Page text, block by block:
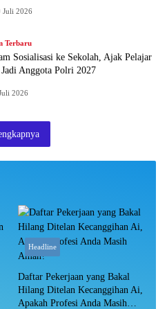
Juli 2026
Terbaru
Sosialisasi ke Sekolah, Ajak Pelajar
Anggota Polri 2027
2026
Headline
Daftar Pekerjaan yang Bakal
Hilang Ditelan Kecanggihan Ai,
Apakah Profesi Anda Masih